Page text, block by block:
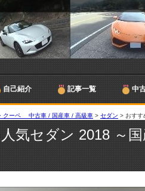
自己紹介 記事一覧 中
クーペ 中古車 / 国産車 / 高級車 > セダン > おすす
気セダン 2018 ～